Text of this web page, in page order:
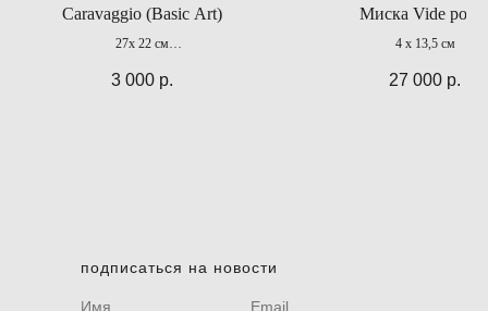
Caravaggio (Basic Art)
27x 22 см
3 000 р.
Миска Vide
4 x 13,5 см
27 000 р.
подписаться на новости